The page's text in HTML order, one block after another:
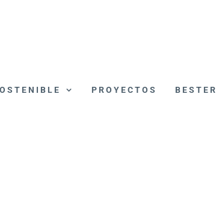
PROYECTOS BESTER